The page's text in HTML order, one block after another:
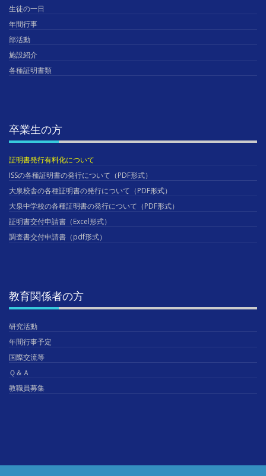
生徒の一日
年間行事
部活動
施設紹介
各種証明書類
卒業生の方
証明書発行有料化について
ISSの各種証明書の発行について（PDF形式）
大泉校舎の各種証明書の発行について（PDF形式）
大泉中学校の各種証明書の発行について（PDF形式）
証明書交付申請書（Excel形式）
調査書交付申請書（pdf形式）
教育関係者の方
研究活動
年間行事予定
国際交流等
Ｑ＆Ａ
教職員募集